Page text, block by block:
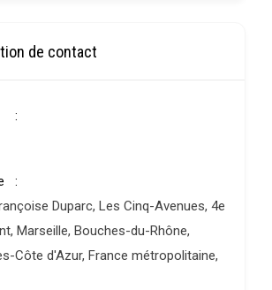
de contact
Duparc, Les Cinq-Avenues, 4e
Marseille, Bouches-du-Rhône,
Côte d'Azur, France métropolitaine,